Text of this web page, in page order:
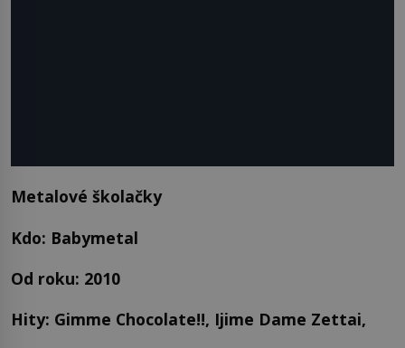
Metalové školačky
Kdo: Babymetal
Od roku: 2010
Hity: Gimme Chocolate!!, Ijime Dame Zettai,